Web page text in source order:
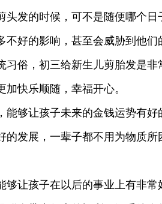
头发的时候，可不是随便哪个
不好的影响，甚至会威胁到他们
习俗，初三给新生儿剪胎发是
加快乐顺随，幸福开心。
能够让孩子未来的金钱运势有
的发展，一辈子都不用为物质
够让孩子在以后的事业上有非